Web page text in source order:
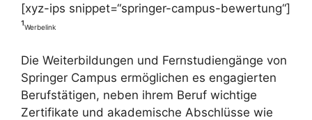
[xyz-ips snippet=“springer-campus-bewertung“]
¹Werbelink
Die Weiterbildungen und Fernstudiengänge von
Springer Campus ermöglichen es engagierten
Berufstätigen, neben ihrem Beruf wichtige
Zertifikate und akademische Abschlüsse wie